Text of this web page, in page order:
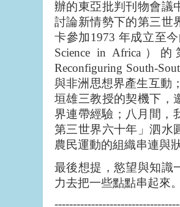
辦的東亞批判刊物會議
討論新情勢下的第三世
卡參加 1973 年成立至
Science in Africa ）的
Reconfiguring South-
與非洲思想界產生互動
垣雄三教授的契機下，
界連帶經驗；八月間，
第三世界六十年」泗水
農民運動的組織串連與
最後想提，慾望與知識
力去把一些點點串起來